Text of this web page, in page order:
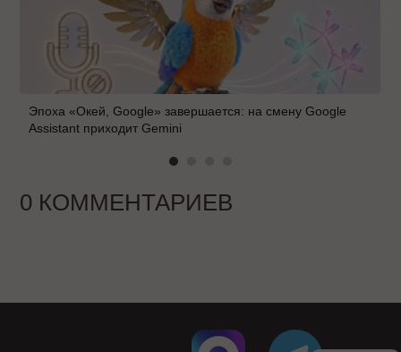
Эпоха «Окей, Google» завершается: на смену Google
Assistant приходит Gemini
0 КОММЕНТАРИЕВ